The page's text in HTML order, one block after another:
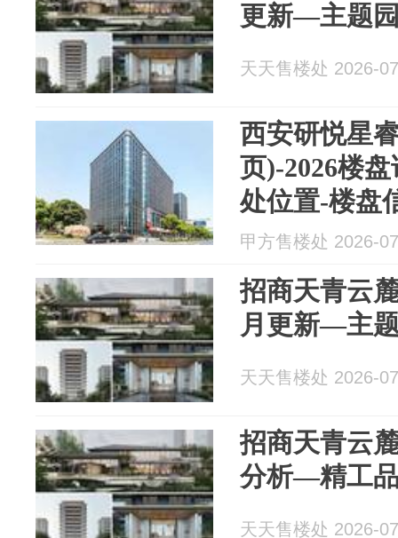
更新—主题
天天售楼处 2026-
西安研悦星
页)-2026楼
处位置-楼盘
甲方售楼处 2026-
招商天青云
月更新—主
天天售楼处 2026-
招商天青云
分析—精工
天天售楼处 2026-